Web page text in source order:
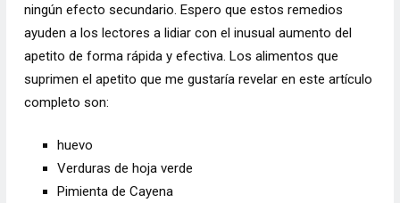
ningún efecto secundario. Espero que estos remedios
ayuden a los lectores a lidiar con el inusual aumento del
apetito de forma rápida y efectiva. Los alimentos que
suprimen el apetito que me gustaría revelar en este artículo
completo son:
huevo
Verduras de hoja verde
Pimienta de Cayena